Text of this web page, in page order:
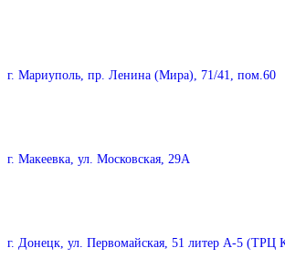
г. Мариуполь, пр. Ленина (Мира), 71/41, пом.60
г. Макеевка, ул. Московская, 29А
г. Донецк, ул. Первомайская, 51 литер А-5 (ТРЦ